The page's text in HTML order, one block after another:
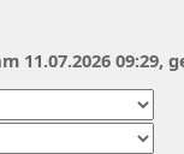
11.07.2026